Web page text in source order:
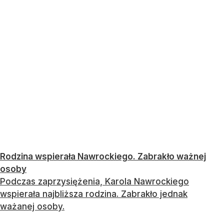
Rodzina wspierała Nawrockiego. Zabrakło ważnej
osoby
Podczas zaprzysiężenia, Karola Nawrockiego
wspierała najbliższa rodzina. Zabrakło jednak
ważanej osoby.